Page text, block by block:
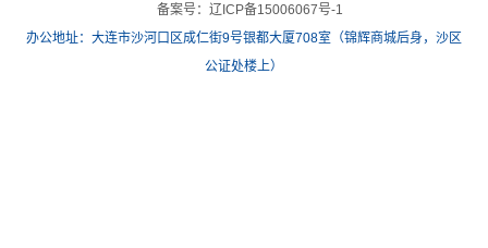
备案号：辽ICP备15006067号-1
办公地址：大连市沙河口区成仁街9号银都大厦708室（锦辉商城后身，沙区
公证处楼上）